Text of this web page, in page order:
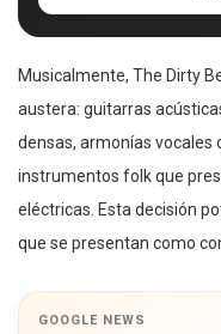
Musicalmente, The Dirty
austera: guitarras
densas, armonías vocales
instrumentos folk que
eléctricas. Esta decisión
que se presentan como
GOOGLE NEWS